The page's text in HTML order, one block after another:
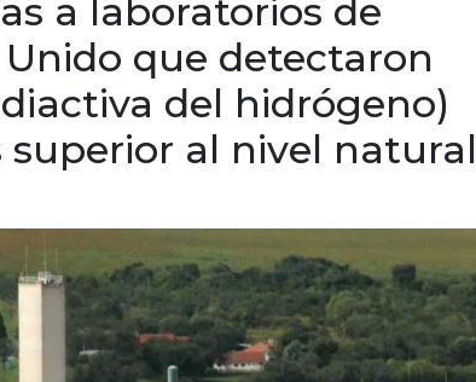
a laboratorios de
que detectaron
del hidrógeno)
superior al nivel natural